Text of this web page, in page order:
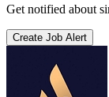
Get notified about
Create Job Alert